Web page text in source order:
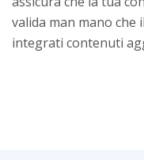
valida man mano che
integrati contenuti